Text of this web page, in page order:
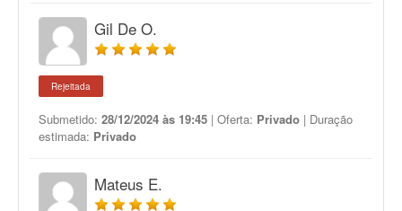
Gil De O.
Rejeitada
Submetido: 28/12/2024 às 19:45 | Oferta: Privado | Duração
estimada: Privado
Mateus E.